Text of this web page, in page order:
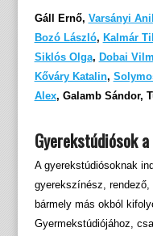
Gáll Ernő, Varsányi
Bozó László, Kalmár
Siklós Olga, Dobai
Kőváry Katalin,
Alex, Galamb Sándor,
Gyerekstúdiósok
A gyerekstúdiósoknak
gyerekszínész,
bármely más okból
Gyermekstúdiójához,